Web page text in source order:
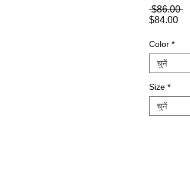
$86.00
$84.00
Color *
Size *